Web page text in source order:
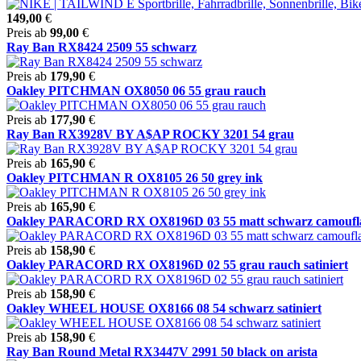
149,00 €
Preis ab 99,00 €
Ray Ban RX8424 2509 55 schwarz
Preis ab 179,90 €
Oakley PITCHMAN OX8050 06 55 grau rauch
Preis ab 177,90 €
Ray Ban RX3928V BY A$AP ROCKY 3201 54 grau
Preis ab 165,90 €
Oakley PITCHMAN R OX8105 26 50 grey ink
Preis ab 165,90 €
Oakley PARACORD RX OX8196D 03 55 matt schwarz
Preis ab 158,90 €
Oakley PARACORD RX OX8196D 02 55 grau rauch satiniert
Preis ab 158,90 €
Oakley WHEEL HOUSE OX8166 08 54 schwarz satiniert
Preis ab 158,90 €
Ray Ban Round Metal RX3447V 2991 50 black on arista